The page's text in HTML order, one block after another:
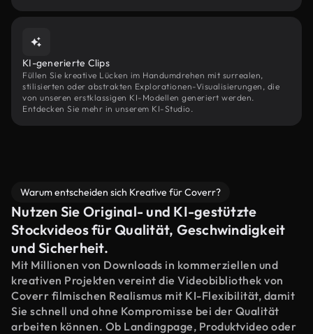
KI-generierte Clips
Füllen Sie kreative Lücken im Handumdrehen mit surrealen,
stilisierten oder abstrakten Explorationen-Visualisierungen, die
von unseren erstklassigen KI-Modellen generiert werden.
Entdecken Sie mehr in unserem KI-Studio.
Warum entscheiden sich Kreative für Coverr?
Nutzen Sie Original- und KI-gestützte
Stockvideos für Qualität, Geschwindigkeit
und Sicherheit.
Mit Millionen von Downloads in kommerziellen und
kreativen Projekten vereint die Videobibliothek von
Coverr filmischen Realismus mit KI-Flexibilität, damit
Sie schnell und ohne Kompromisse bei der Qualität
arbeiten können. Ob Landingpage, Produktvideo oder